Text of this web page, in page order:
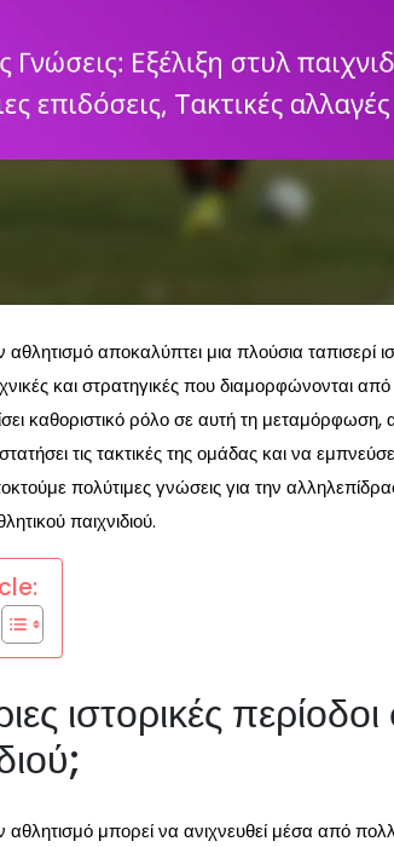
αθλητισμό αποκαλύπτει μια πλούσια ταπισερί
και στρατηγικές που διαμορφώνονται από
καθοριστικό ρόλο σε αυτή τη
τις τακτικές της ομάδας και να
πολύτιμες γνώσεις για την
παιχνιδιού.
ιστορικές
αθλητισμό μπορεί να ανιχνευθεί μέσα από